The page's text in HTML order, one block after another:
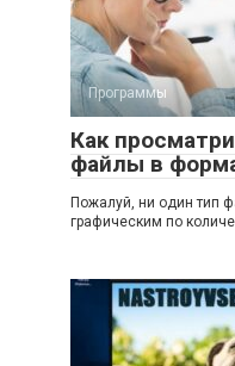
Программы
Как
файлы в
Пожалуй, ни один тип
графическим по